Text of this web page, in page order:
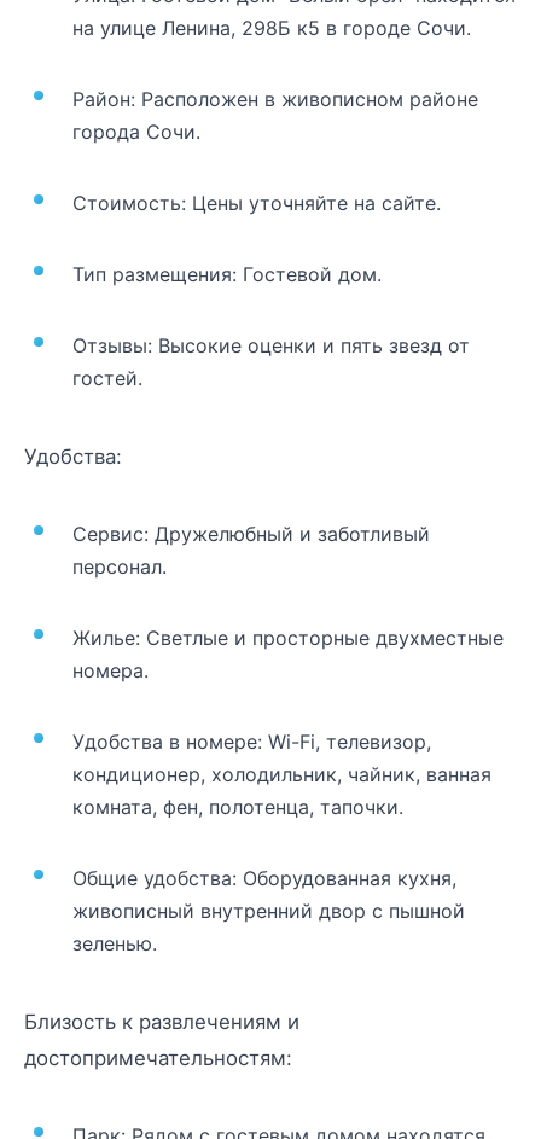
на улице Ленина, 298Б к5 в городе Сочи.
Район: Расположен в живописном районе
города Сочи.
Стоимость: Цены уточняйте на сайте.
Тип размещения: Гостевой дом.
Отзывы: Высокие оценки и пять звезд от
гостей.
Удобства:
Сервис: Дружелюбный и заботливый
персонал.
Жилье: Светлые и просторные двухместные
номера.
Удобства в номере: Wi-Fi, телевизор,
кондиционер, холодильник, чайник, ванная
комната, фен, полотенца, тапочки.
Общие удобства: Оборудованная кухня,
живописный внутренний двор с пышной
зеленью.
Близость к развлечениям и
достопримечательностям: